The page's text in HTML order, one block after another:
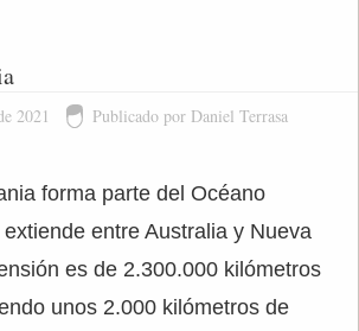
2021 Publicado por Daniel Terrasa
forma parte del Océano
entre Australia y Nueva
es de 2.300.000 kilómetros
unos 2.000 kilómetros de